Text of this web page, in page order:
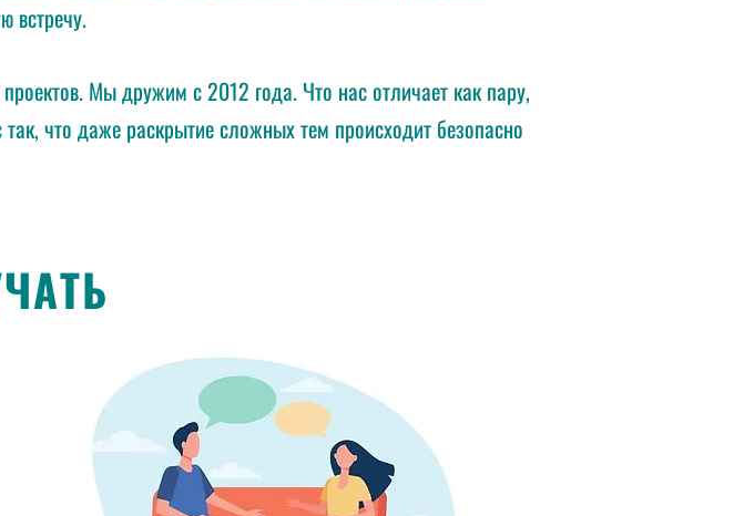
встречу.
Мы дружим с 2012 года. Что нас отличает как пару,
что даже раскрытие сложных тем происходит безопасно